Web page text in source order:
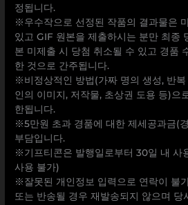
정됩니다.
※우수작으로 선정된 작품의 결과물은
있고 GIF 원본을 제출하시는 분만 최종
본 미제출 시 당첨 취소될 수 있고 경품
한 것으로 간주됩니다.
※비정상적인 방법(가짜 명의 생성, 반
인의 이미지, 저작물, 초상권 도용 등)으
한됩니다.
※5만원 초과 경품에 대한 제세공과금(
부담입니다.
※기프티콘은 발행일로부터 30일 내 사
사용 불가)
※잘못된 개인정보 입력으로 연락이 불
또는 반송될 경우 재발송되지 않으며 당